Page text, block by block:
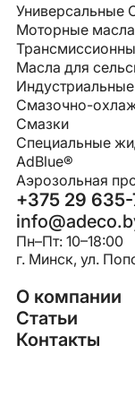
Универсальные
Моторные масла
Масла для
Смазочно-
Смазки
Специальные
AdBlue®
Аэрозольная
+375 29
Пн–Пт: 10–18:00
г. Минск, ул.
О компании
Статьи
Контакты